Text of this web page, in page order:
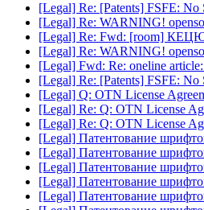
[Legal] Re: [Patents] FSFE: No
[Legal] Re: WARNING!
[Legal] Re: Fwd: [room]
[Legal] Re: WARNING!
[Legal] Fwd: Re: oneline
[Legal] Re: [Patents] FSFE: No
[Legal] Q: OTN License
[Legal] Re: Q: OTN License
[Legal] Re: Q: OTN License
[Legal] Патентование
[Legal] Патентование
[Legal] Патентование
[Legal] Патентование
[Legal] Патентование